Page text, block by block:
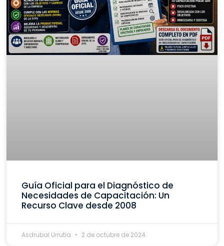
Guía Oficial para el Diagnóstico de
Necesidades de Capacitación: Un
Recurso Clave desde 2008
Asdrubal Urrutia 2 de octubre de 2024